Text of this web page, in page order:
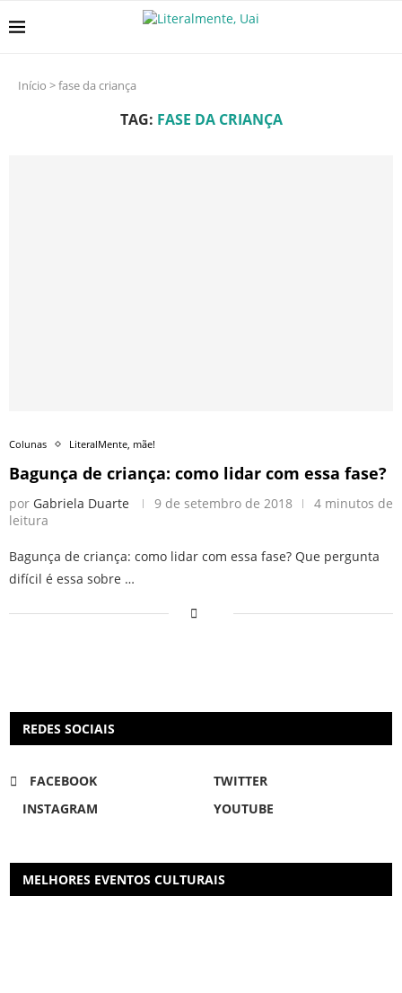
Início >fase da criança
TAG: FASE DA CRIANÇA
Colunas LiteralMente, mãe!
Bagunça de criança: como lidar com essa fase?
por Gabriela Duarte 9 de setembro de 2018
4 minutos de
leitura
Bagunça de criança: como lidar com essa fase? Que pergunta
difícil é essa sobre …
REDES SOCIAIS
FACEBOOK
TWITTER
INSTAGRAM
YOUTUBE
MELHORES EVENTOS CULTURAIS